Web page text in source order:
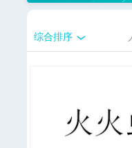
综合排序